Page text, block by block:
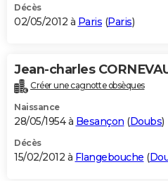
Décès
02/05/2012 à Paris (Paris)
Jean-charles
Créer une cagnotte obsèques
Naissance
28/05/1954 à Besançon (Doubs)
Décès
15/02/2012 à Flangebouche (